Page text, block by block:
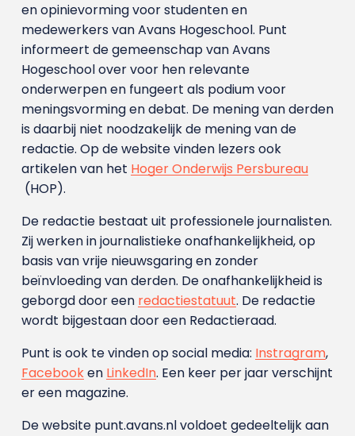
en opinievorming voor studenten en
medewerkers van Avans Hoge­school. Punt
informeert de gemeenschap van Avans
Hogeschool over voor hen relevante
onderwerpen en fungeert als podium voor
meningsvorming en debat. De mening van derden
is daarbij niet noodzakelijk de mening van de
redactie. Op de website vinden lezers ook
artikelen van het Hoger Onderwijs Persbureau
(HOP).
De redactie bestaat uit professionele journalisten.
Zij werken in journalistieke onafhankelijkheid, op
basis van vrije nieuwsgaring en zonder
beïnvloeding van derden. De onafhankelijkheid is
geborgd door een redactiestatuut. De redactie
wordt bijgestaan door een Redactieraad.
Punt is ook te vinden op social media: Instragram,
Facebooken LinkedIn. Een keer per jaar verschijnt
er een magazine.
De website punt.avans.nl voldoet gedeeltelijk aan